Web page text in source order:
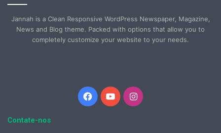
Jannah is a Clean Responsive WordPress Newspaper, Magazine,
News and Blog theme. Packed with options that allow you to
completely customize your website to your needs.
Facebook
YouTubeInstagram
Contate-nos